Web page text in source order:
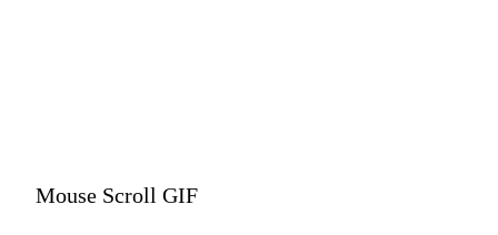
Mouse Scroll GIF